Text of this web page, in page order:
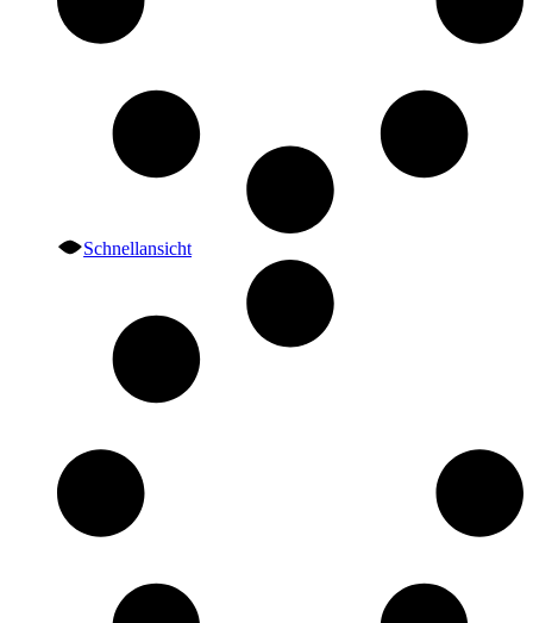
Schnellansicht